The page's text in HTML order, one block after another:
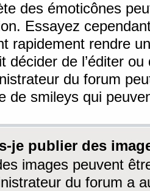
des émoticônes
Essayez
rapidement rendre
décider de l’éditer
du forum
de smileys qui
je publier des
images peuvent
du forum a